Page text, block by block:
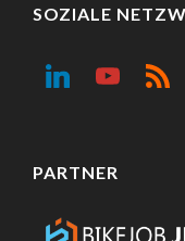
SOZIALE
PARTNER